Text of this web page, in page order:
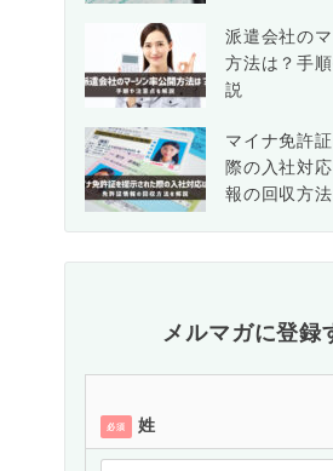
派遣会社の
方法は？手
説
マイナ免許
際の入社対
報の回収方
メルマガに登録
必須 姓